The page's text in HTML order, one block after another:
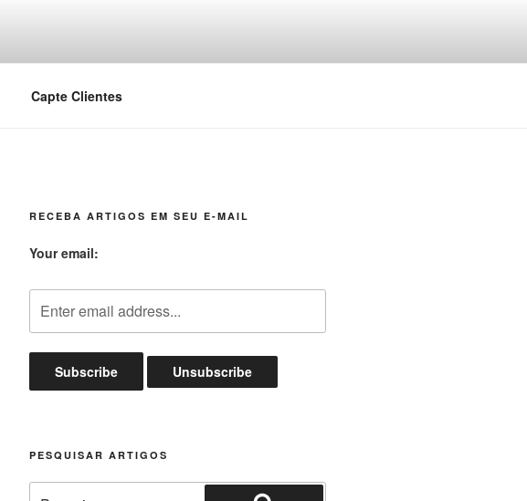
Capte Clientes
RECEBA ARTIGOS EM SEU E-MAIL
Your email:
PESQUISAR ARTIGOS